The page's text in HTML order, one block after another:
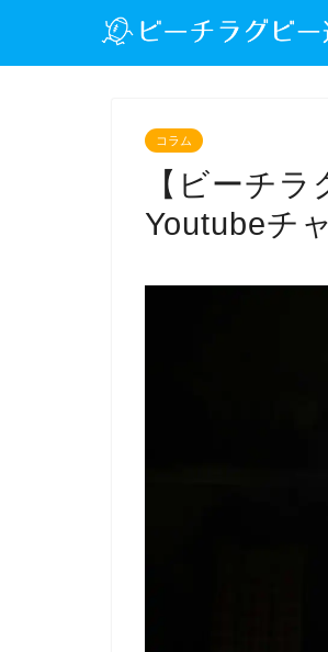
コラム
【ビーチ
Youtubeチ